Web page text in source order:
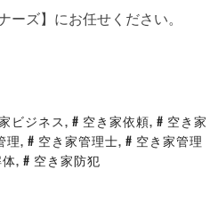
ズ】にお任せください。
ビジネス, 空き家依頼,
空き家
理, 空き家管理士,
空き家管理
, 空き家防犯